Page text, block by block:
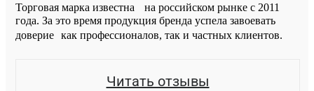
Торговая марка известна на российском рынке с 2011
года. За это время продукция бренда успела завоевать
доверие как профессионалов, так и частных клиентов.
Читать отзывы